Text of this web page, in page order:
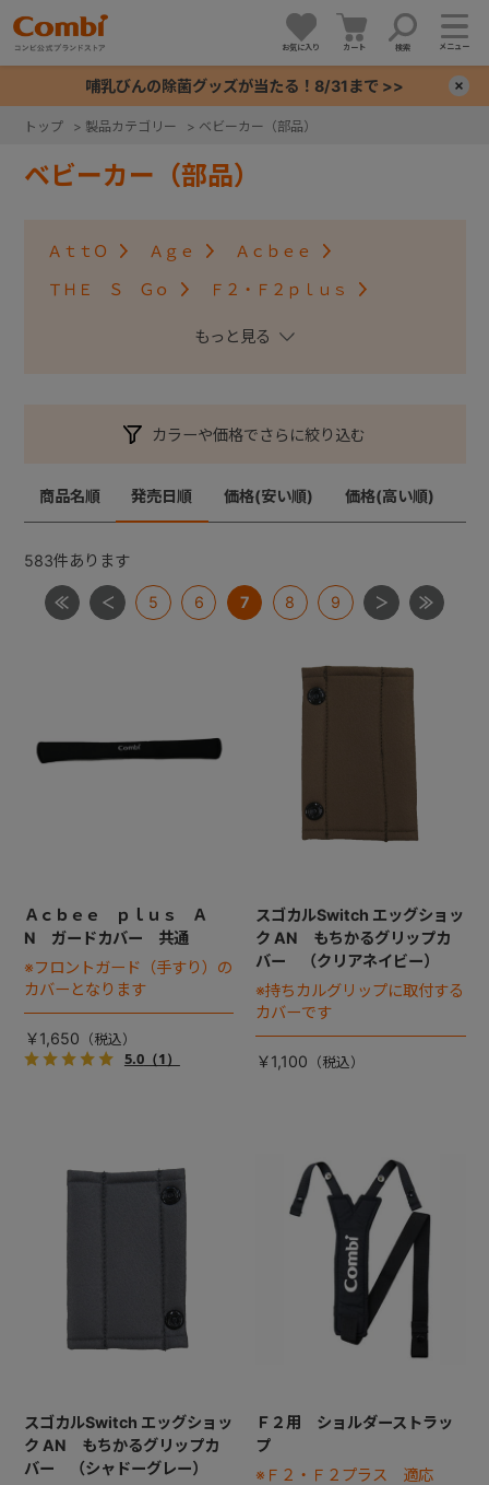
お気に入り カート 検索 メニュー
哺乳びんの除菌グッズが当たる！8/31まで >>
トップ > 製品カテゴリー > ベビーカー（部品）
ベビーカー（部品）
ＡｔｔＯ Ａｇｅ Ａｃｂｅｅ
ＴＨＥ Ｓ Ｇｏ Ｆ２・Ｆ２ｐｌｕｓ
アンブレッタ４キャス クロスゴー
メチャカルハンディ・メチャカルハンディα
メチャカーゴＩＧ メチャライト ラベリタ
ロングフィット４８
【共通部品】差し込みバックル・腰バックル・肩バック
ル
【共通部品】幌クリップ・リクライニングバックル・ヘ
カラーや価格でさらに絞り込む
商品名順 発売日順 価格(安い順) 価格(高い順)
583件あります
5 6 7 8 9
Ａｃｂｅｅ ｐｌｕｓ Ａ
N ガードカバー 共通
※フロントガード（手すり）の
カバーとなります
￥1,650
5.0（1）
スゴカルSwitch エッグショッ
ク AN もちかるグリップカ
バー （クリアネイビー）
※持ちカルグリップに取付する
カバーです
￥1,100
スゴカルSwitch エッグショッ
ク AN もちかるグリップカ
バー （シャドーグレー）
Ｆ２用 ショルダーストラッ
プ
※Ｆ２・Ｆ２プラス 適応